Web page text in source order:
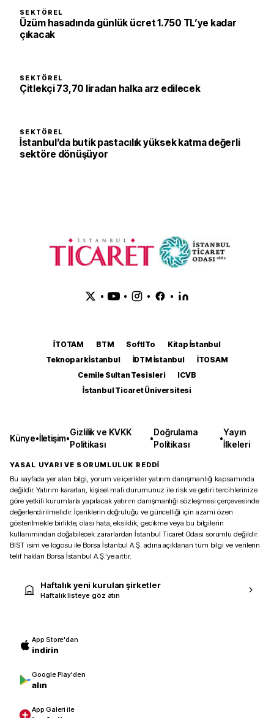
SEKTÖREL
Üzüm hasadında günlük ücret 1.750 TL’ye kadar
çıkacak
SEKTÖREL
Çitlekçi 73,70 liradan halka arz edilecek
SEKTÖREL
İstanbul’da butik pastacılık yüksek katma değerli
sektöre dönüşüyor
• • • •
İTOTAM BTM SoftITo
Kitap İstanbul
Teknopark İstanbul
İDTM İstanbul
İTOSAM
Cemile Sultan Tesisleri
ICVB
İstanbul Ticaret Üniversitesi
Künye•İletişim•
Gizlilik ve KVKK
Politikası
•
Doğrulama
Politikası
•
Yayın
İlkeleri
YASAL UYARI VE SORUMLULUK REDDİ
Bu sayfada yer alan bilgi, yorum ve içerikler yatırım danışmanlığı kapsamında
değildir. Yatırım kararları, kişisel mali durumunuz ile risk ve getiri tercihlerinize
göre yetkili kurumlarla yapılacak yatırım danışmanlığı sözleşmesi çerçevesinde
değerlendirilmelidir. İçeriklerin doğruluğu ve güncelliği için azami özen
gösterilmekle birlikte, olası hata, eksiklik, gecikme veya bu bilgilerin
kullanımından doğabilecek zararlardan İstanbul Ticaret Odası sorumlu değildir.
BIST isim ve logosu ile Borsa İstanbul A.Ş. adına açıklanan tüm bilgi ve verilerin
telif hakları Borsa İstanbul A.Ş.’ye aittir.
Haftalık yeni kurulan şirketler
Haftalık listeye göz atın
App Store'dan
indirin
Google Play'den
alın
App Galeri ile